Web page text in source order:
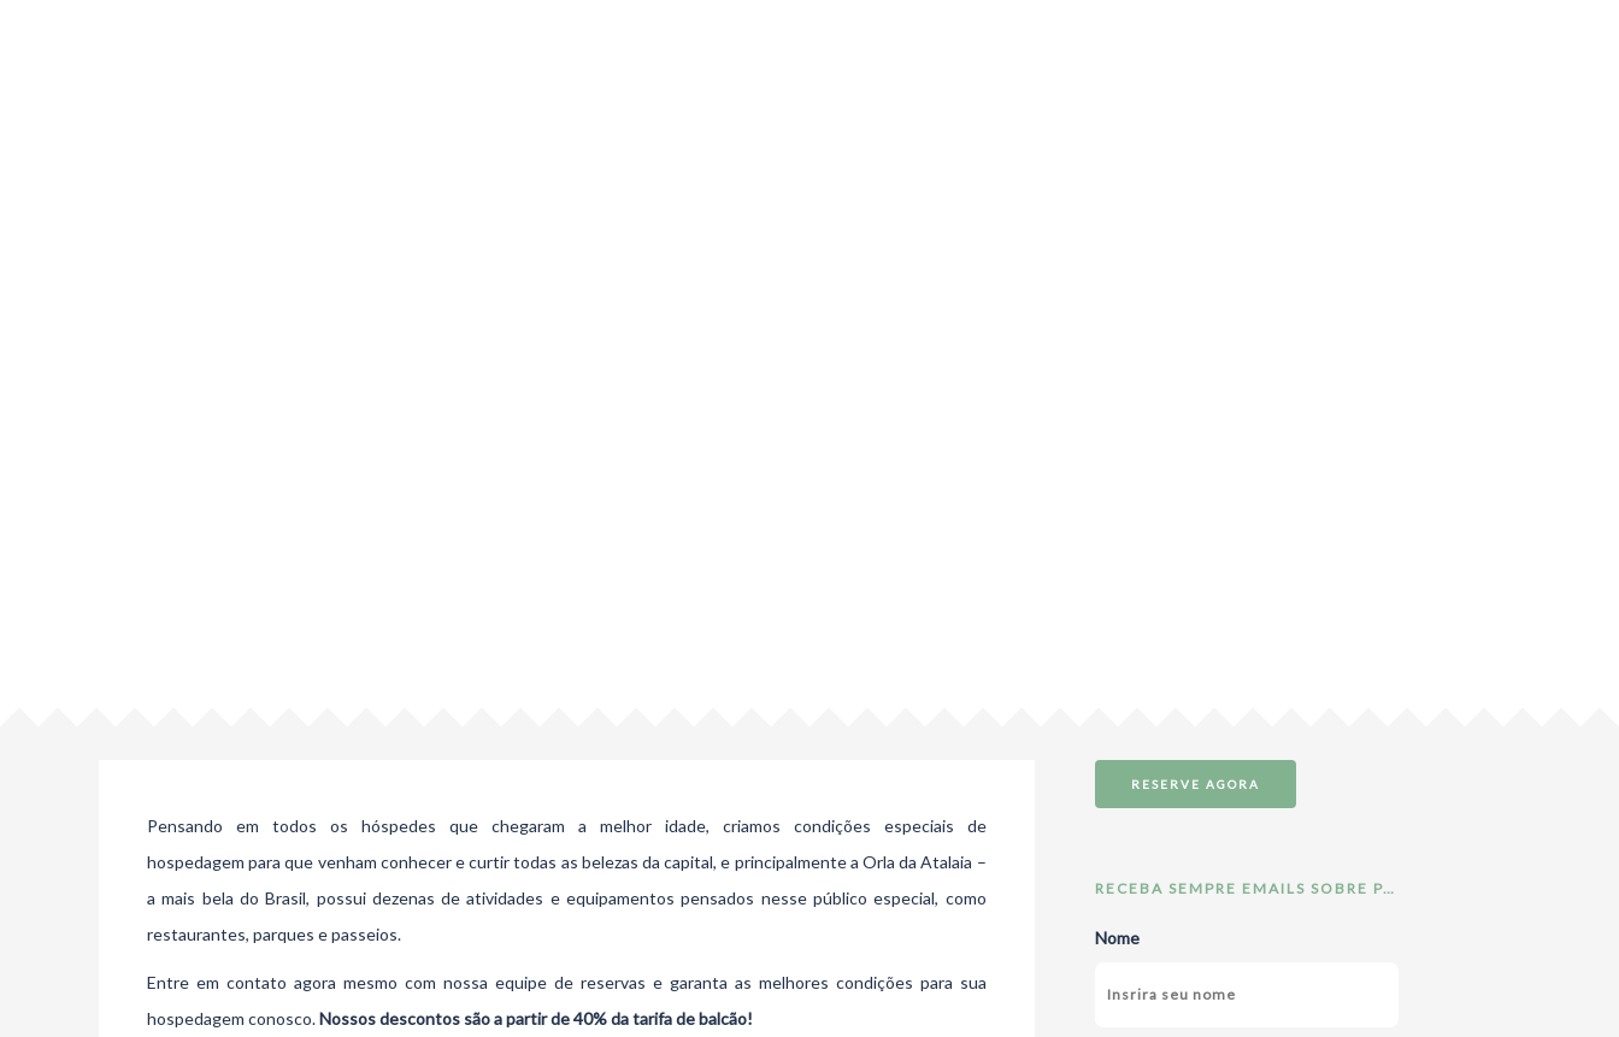
Pensando em todos os hóspedes que chegaram a melhor idade, criamos condições especiais de
hospedagem para que venham conhecer e curtir todas as belezas da capital, e principalmente a Orla da Atalaia –
a mais bela do Brasil, possui dezenas de atividades e equipamentos pensados nesse público especial, como
restaurantes, parques e passeios.
Entre em contato agora mesmo com nossa equipe de reservas e garanta as melhores condições para sua
hospedagem conosco.Nossos descontos são a partir de 40% da tarifa de balcão!
RESERVE AGORA
RECEBA SEMPRE EMAILS SOBRE PACOTES
Nome